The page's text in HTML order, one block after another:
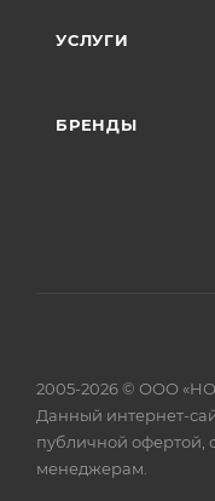
УСЛУГИ
БРЕНДЫ
2005-2026 © ООО
Данный интернет-
публичной офертой,
менеджерам.